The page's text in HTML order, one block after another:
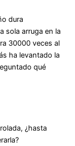
dura
sola arruga en la
30000 veces al
ha levantado la
qué
¿hasta